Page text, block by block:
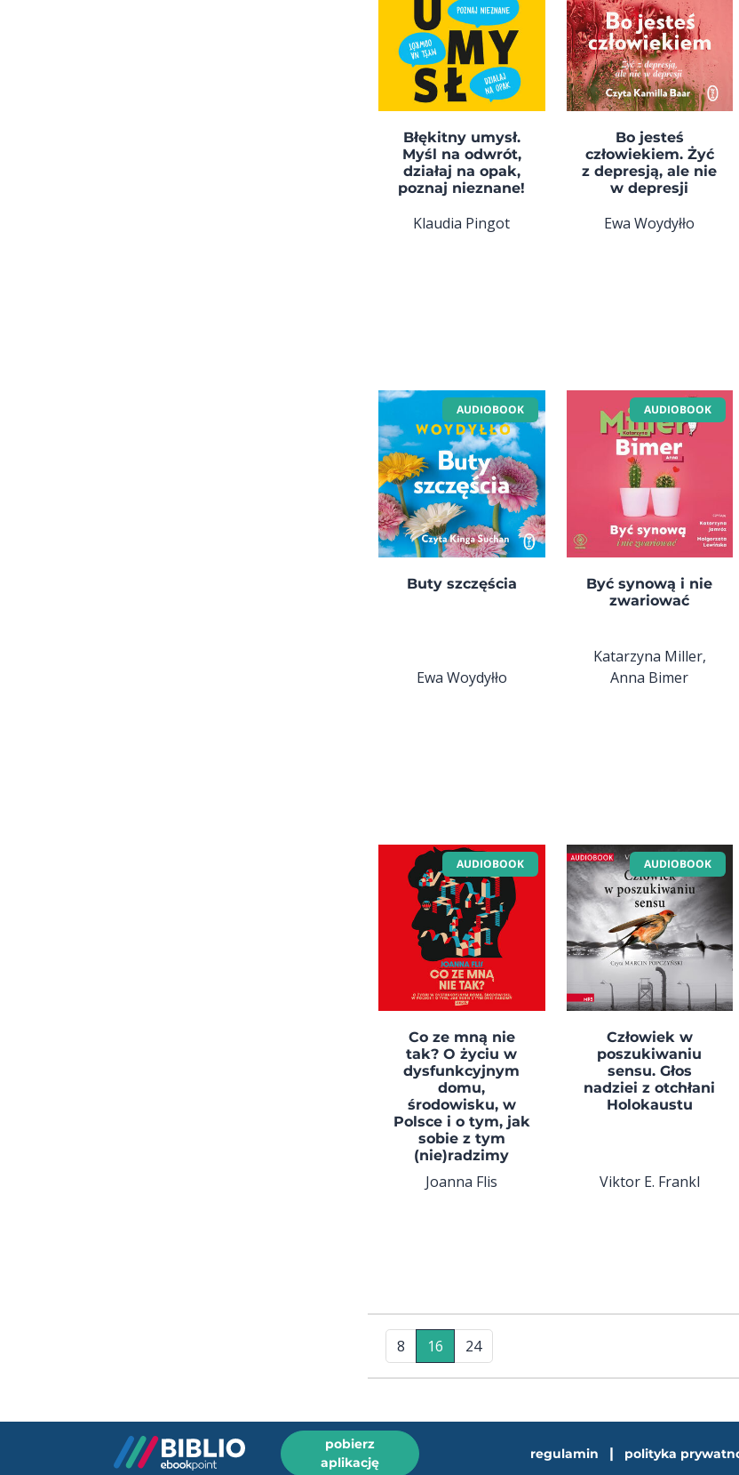
Błękitny umysł.
Myśl na odwrót,
działaj na opak,
poznaj nieznane!
Klaudia Pingot
Bo jesteś
człowiekiem. Żyć
z depresją, ale nie
w depresji
Ewa Woydyłło
AUDIOBOOK
Buty szczęścia
Ewa Woydyłło
AUDIOBOOK
Być synową i nie
zwariować
Katarzyna Miller,
Anna Bimer
AUDIOBOOK
Co ze mną nie
tak? O życiu w
dysfunkcyjnym
domu,
środowisku, w
Polsce i o tym, jak
sobie z tym
(nie)radzimy
Joanna Flis
AUDIOBOOK
Człowiek w
poszukiwaniu
sensu. Głos
nadziei z otchłani
Holokaustu
Viktor E. Frankl
8 16 24
pobierz
aplikację
regulamin | polityka